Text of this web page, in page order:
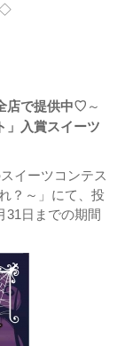
店で提供中♡ ～
」入賞スイーツ
イーツコンテス
？～」にて、投
31日までの期間